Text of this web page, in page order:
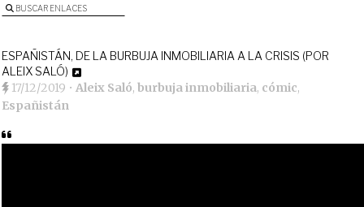
BUSCAR ENLACES
ESPAÑISTÁN, DE LA BURBUJA INMOBILIARIA A LA CRISIS (POR
ALEIX SALÓ)
17/12/2019 •Aleix Saló,burbuja inmobiliaria, cómic,
Españistán